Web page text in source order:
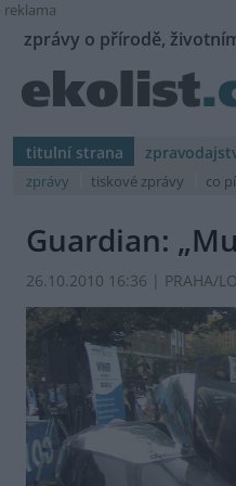
reklama
zprávy o přírodě,
titulní strana
zprávy tiskové zprávy co
Guardian:
26.10.2010 16:36 | PRAHA/